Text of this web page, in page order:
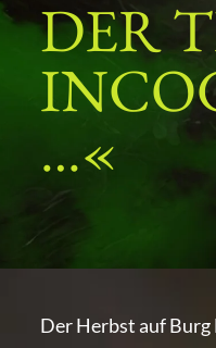
DER
…«
Der Herbst auf